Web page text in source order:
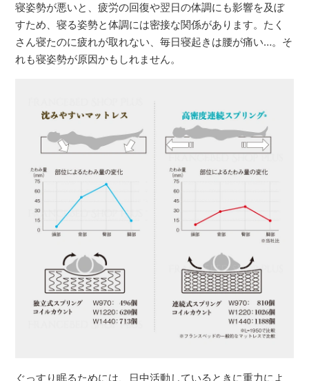
寝姿勢が悪いと、疲労の回復や翌日の体調にも影響を及ぼ
すため、寝る姿勢と体調には密接な関係があります。たく
さん寝たのに疲れが取れない、毎日寝起きは腰が痛い…。そ
れも寝姿勢が原因かもしれません。
ぐっすり眠るためには、日中活動しているときに重力によ